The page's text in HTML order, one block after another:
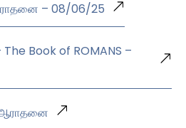
ஆராதனை – 08/06/25
Book of ROMANS –